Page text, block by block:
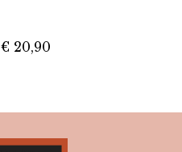
€ 20,90